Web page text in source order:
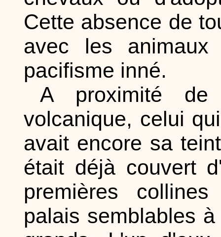
Cette absence de
avec les
pacifisme inné.
A proximité
volcanique, celui
avait encore sa
était déjà couvert
premières
palais semblables